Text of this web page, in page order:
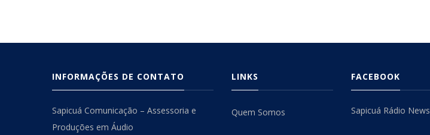
INFORMAÇÕES DE CONTATO
Sapicuá Comunicação – Assessoria e
Produções em Áudio
LINKS
Quem Somos
FACEBOOK
Sapicuá Rádio News